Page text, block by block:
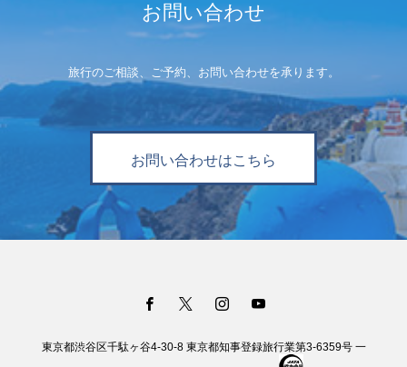
お問い合わせ
旅行のご相談、ご予約、お問い合わせを承ります。
お問い合わせはこちら
東京都渋谷区千駄ヶ谷4-30-8 東京都知事登録旅行業第3-6359号 一